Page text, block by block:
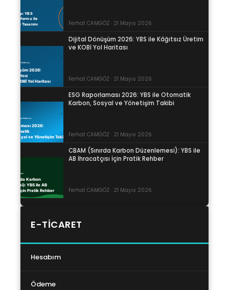
Ferhat CAMGÖZ · 21 Mayıs 2026
Dijital Dönüşüm 2026: YBS ile Kâğıtsız Üretim
ve KOBİ Yol Haritası
Ferhat CAMGÖZ · 21 Mayıs 2026
ESG Raporlaması 2026: YBS ile Otomatik
Karbon, Sosyal ve Yönetişim Takibi
Ferhat CAMGÖZ · 21 Mayıs 2026
CBAM (Sınırda Karbon Düzenlemesi): YBS ile
AB İhracatçısı İçin Pratik Rehber
Ferhat CAMGÖZ · 21 Mayıs 2026
E-TICARET
Hesabım
Ödeme